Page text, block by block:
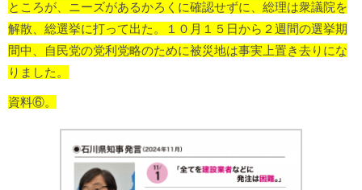
ところが、ニーズがあるかろくに確認せずに、総理は衆議院を
解散、総選挙に打って出た。１０月１５日から２週間の選挙期
間中、自民党の党利党略のために被災地は事実上置き去りにな
りました。
資料⑥。